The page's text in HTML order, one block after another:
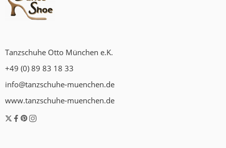
Tanzschuhe Otto München e.K.
+49 (0) 89 83 18 33
info@tanzschuhe-muenchen.de
www.tanzschuhe-muenchen.de